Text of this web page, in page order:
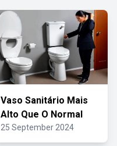
Vaso Sanitário Mais
Alto Que O Normal
25 September 2024